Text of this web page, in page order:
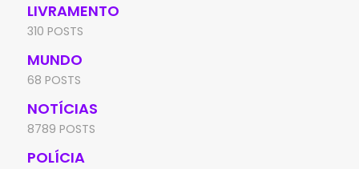
LIVRAMENTO
310 POSTS
MUNDO
68 POSTS
NOTÍCIAS
8789 POSTS
POLÍCIA